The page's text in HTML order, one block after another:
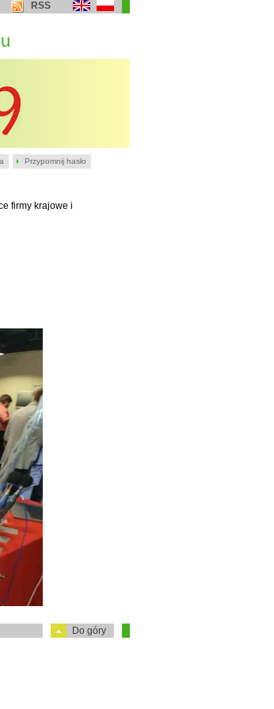
Przypomnij hasło
RSS
firmy krajowe i
Do góry